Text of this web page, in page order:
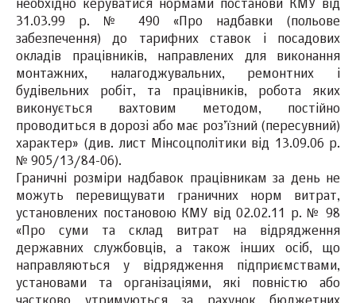
необхідно керуватися нормами постанови КМУ від
31.03.99 р. № 490 «Про надбавки (польове
забезпечення) до тарифних ставок і посадових
окладів працівників, направлених для виконання
монтажних, налагоджувальних, ремонтних і
будівельних робіт, та працівників, робота яких
виконується вахтовим методом, постійно
проводиться в дорозі або має роз’їзний (пересувний)
характер» (див. лист Мінсоцполітики від 13.09.06 р.
№ 905/13/84-06).
Граничні розміри надбавок працівникам за день не
можуть перевищувати граничних норм витрат,
установлених постановою КМУ від 02.02.11 р. № 98
«Про суми та склад витрат на відрядження
державних службовців, а також інших осіб, що
направляються у відрядження підприємствами,
установами та організаціями, які повністю або